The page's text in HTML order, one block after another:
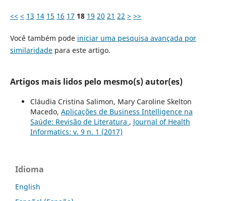
<< < 13 14 15 16 17 18 19 20 21 22 > >>
Você também pode iniciar uma pesquisa avançada por
similaridadepara este artigo.
Artigos mais lidos pelo mesmo(s) autor(es)
Cláudia Cristina Salimon, Mary Caroline Skelton
Macedo, Aplicações de Business Intelligence na
Saúde: Revisão de Literatura , Journal of Health
Informatics: v. 9 n. 1 (2017)
Idioma
English